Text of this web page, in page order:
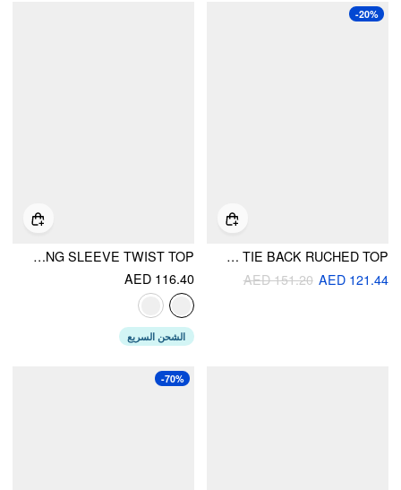
-20%
KNIT ROUND NECKLINE TIE BACK RUCHED TOP
AED 121.44
AED 151.20
KNIT V-NECK LONG SLEEVE TWIST TOP
AED 116.40
الشحن السريع
-70%